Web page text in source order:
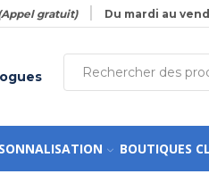
gratuit) Du mardi au
BOUTIQUES